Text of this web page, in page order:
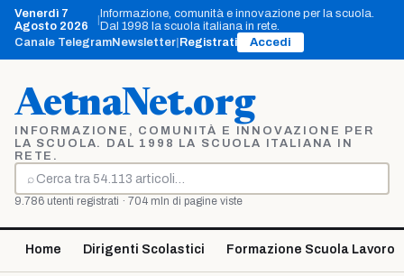
Vai
contenuto
Venerdì 7
Agosto 2026
Informazione, comunità e innovazione per la scuola.
Dal 1998 la scuola italiana in rete.
Canale TelegramNewsletter Registrati Accedi
AetnaNet.org
INFORMAZIONE, COMUNITÀ E INNOVAZIONE PER
LA SCUOLA. DAL 1998 LA SCUOLA ITALIANA IN
RETE.
⌕
Cerca
9.786 utenti registrati · 704 mln di pagine viste
Home Dirigenti Scolastici Formazione Scuola Lavoro